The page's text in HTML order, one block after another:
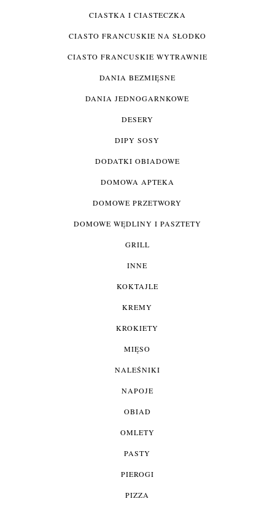
CIASTKA I CIASTECZKA
CIASTO FRANCUSKIE NA SŁODKO
CIASTO FRANCUSKIE WYTRAWNIE
DANIA BEZMIĘSNE
DANIA JEDNOGARNKOWE
DESERY
DIPY SOSY
DODATKI OBIADOWE
DOMOWA APTEKA
DOMOWE PRZETWORY
DOMOWE WĘDLINY I PASZTETY
GRILL
INNE
KOKTAJLE
KREMY
KROKIETY
MIĘSO
NALEŚNIKI
NAPOJE
OBIAD
OMLETY
PASTY
PIEROGI
PIZZA